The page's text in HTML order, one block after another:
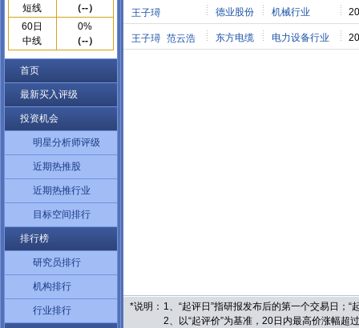
短线
（--）
60日
中线
0%
（--）
首页
最新买入评级
投资机会
明星分析师评级
近期热推股
近期热推行业
目标空间排行
排行榜
研究员排行
机构排行
行业排行
王子璕 德业股份 机械行业
王子璕 范云浩 东方电缆 电力设备行业
*说明： 1、“起评日”指研报发布后的第一个交易日；
2、以“起评价”为基准，20日内最高价涨幅